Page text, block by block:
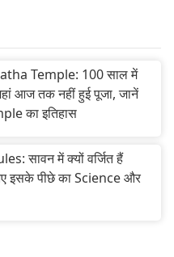
Temple: 100 साल में
आज तक नहीं हुई पूजा, जानें
का इतिहास
सावन में क्यों वर्जित हैं
इसके पीछे का Science और